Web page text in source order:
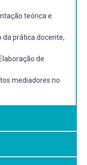
teórica e
prática docente,
de
mediadores no